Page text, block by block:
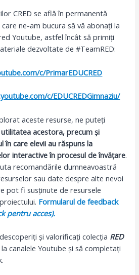
CRED se află în permanentă
ne-am bucura să vă abonați la
Youtube, astfel încât să primiți
dezvoltate de #TeamRED:
c/PrimarEDUCRED
c/EDUCREDGimnaziu/
aceste resurse, ne puteți
acestora, precum și
care elevii au răspuns la
interactive în procesul de învățare.
recomandările dumneavoastră
sau date despre alte nevoi
pot fi susținute de resursele
Formularul de feedback
pentru acces).
și valorificați colecția RED
canalele Youtube și să completați